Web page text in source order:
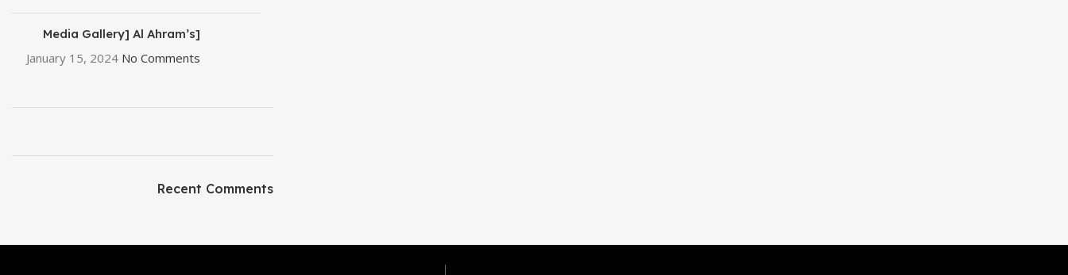
[Media Gallery] Al Ahram’s
– The Premier Plastic & Rubber
January 15, 2024 No Comments
HP Envy 34
Recent Comments